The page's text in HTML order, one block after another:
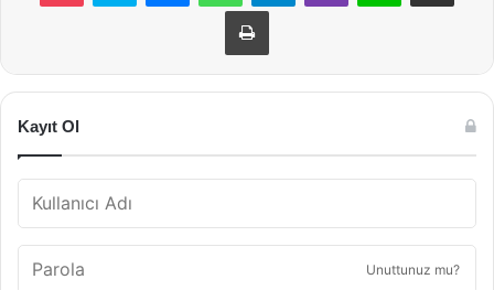
Yazdır
Kayıt Ol
Unuttunuz mu?